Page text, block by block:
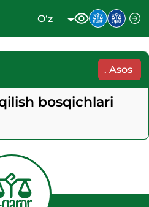
O‘z
. Asos
bosqichlari